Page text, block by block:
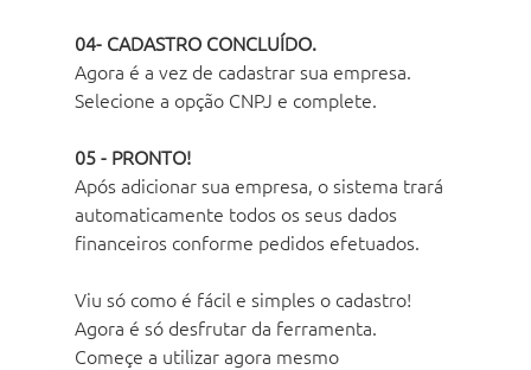
04- CADASTRO CONCLUÍDO.
Agora é a vez de cadastrar sua empresa.
Selecione a opção CNPJ e complete.
05 - PRONTO!
Após adicionar sua empresa, o sistema trará
automaticamente todos os seus dados
financeiros conforme pedidos efetuados.
Viu só como é fácil e simples o cadastro!
Agora é só desfrutar da ferramenta.
Começe a utilizar agora mesmo